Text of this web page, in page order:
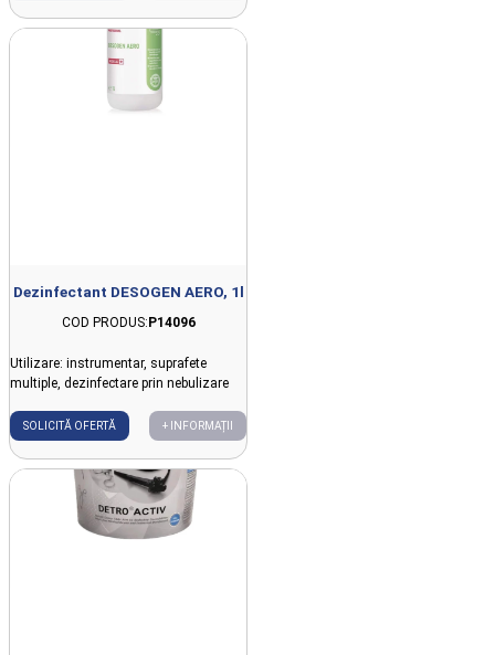
Dezinfectant DESOGEN AERO, 1l
COD PRODUS:P14096
Utilizare: instrumentar, suprafete
multiple, dezinfectare prin nebulizare
SOLICITĂ OFERTĂ + INFORMAȚII